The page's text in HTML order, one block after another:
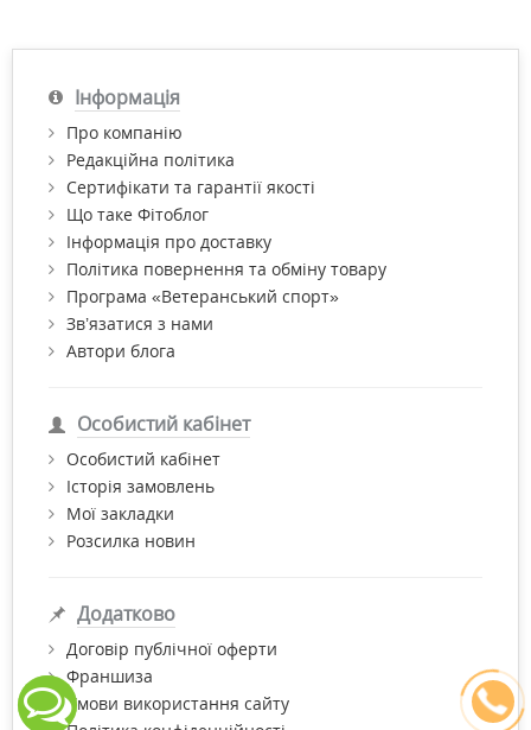
Інформація
Про компанію
Редакційна політика
Сертифікати та гарантії якості
Що таке Фітоблог
Інформація про доставку
Політика повернення та обміну товару
Програма «Ветеранський спорт»
Зв’язатися з нами
Автори блога
Особистий кабінет
Особистий кабінет
Історія замовлень
Мої закладки
Розсилка новин
Додатково
Договір публічної оферти
Франшиза
Умови використання сайту